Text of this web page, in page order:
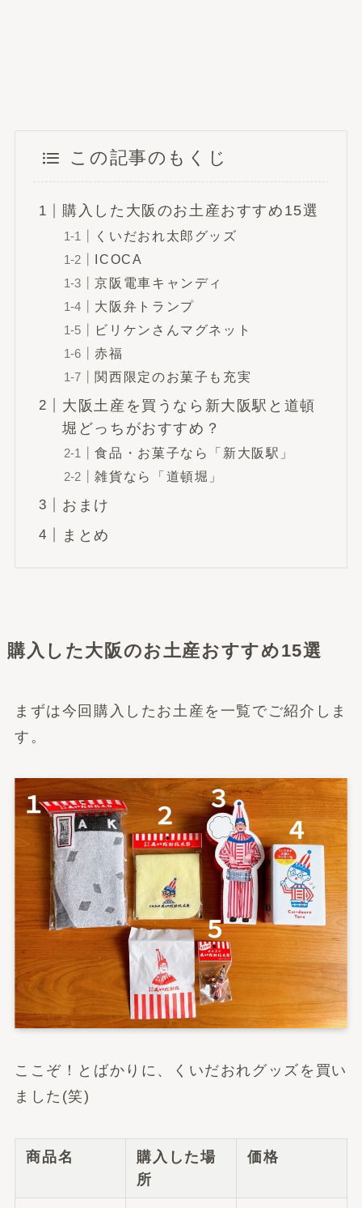
この記事のもくじ
購入した大阪のお土産おすすめ15選
くいだおれ太郎グッズ
ICOCA
京阪電車キャンディ
大阪弁トランプ
ビリケンさんマグネット
赤福
関西限定のお菓子も充実
大阪土産を買うなら新大阪駅と道頓
堀どっちがおすすめ？
食品・お菓子なら「新大阪駅」
雑貨なら「道頓堀」
おまけ
まとめ
購入した大阪のお土産おすすめ15選
まずは今回購入したお土産を一覧でご紹介しま
す。
ここぞ！とばかりに、くいだおれグッズを買い
ました(笑)
商品名
購入した場
所
価格